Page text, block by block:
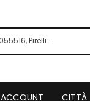
ACCOUNT CITTÀ